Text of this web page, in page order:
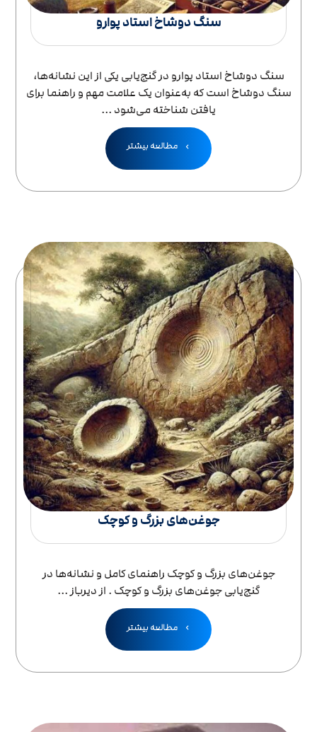
سنگ دوشاخ استاد پوارو
سنگ دوشاخ استاد پوارو در گنج‌یابی یکی از این نشانه‌ها،
سنگ دوشاخ است که به‌عنوان یک علامت مهم و راهنما برای
یافتن شناخته می‌شود ...
مطالعه بیشتر
جوغن‌های بزرگ و کوچک
جوغن‌های بزرگ و کوچک راهنمای کامل و نشانه‌ها در
گنج‌یابی جوغن‌های بزرگ و کوچک . از دیرباز ...
مطالعه بیشتر